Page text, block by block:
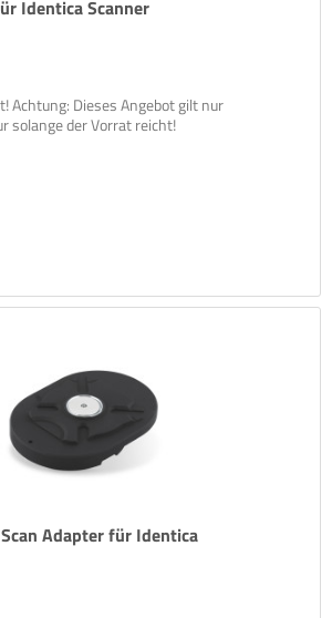
Identica Scanner
Achtung: Dieses Angebot gilt nur
solange der Vorrat reicht!
Adapter für Identica